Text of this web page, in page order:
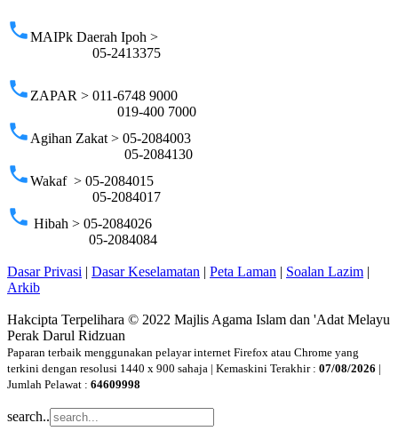
phoneMAIPk Daerah Ipoh >
05-2413375
phone ZAPAR > 011-6748 9000
019-400 7000
phone Agihan Zakat > 05-2084003
05-2084130
phoneWakaf > 05-2084015
05-2084017
phone Hibah > 05-2084026
05-2084084
Dasar Privasi | Dasar Keselamatan | Peta Laman | Soalan Lazim |
Arkib
Hakcipta Terpelihara © 2022 Majlis Agama Islam dan 'Adat Melayu
Perak Darul Ridzuan
Paparan terbaik menggunakan pelayar internet Firefox atau Chrome yang
terkini dengan resolusi 1440 x 900 sahaja | Kemaskini Terakhir : 07/08/2026 |
Jumlah Pelawat : 64609998
search..